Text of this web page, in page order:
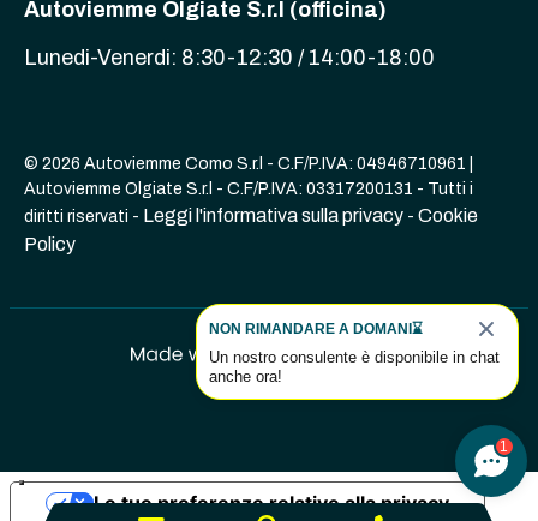
Autoviemme Olgiate S.r.l (officina)
Lunedi-Venerdi: 8:30-12:30 / 14:00-18:00
© 2026 Autoviemme Como S.r.l - C.F/P.IVA: 04946710961 |
Autoviemme Olgiate S.r.l - C.F/P.IVA: 03317200131 - Tutti i
diritti riservati - Leggi l'informativa sulla privacy - Cookie
Policy
1
NON RIMANDARE A DOMANI⌛
Un nostro consulente è disponibile in chat
anche ora!
Le tue preferenze relative alla privacy